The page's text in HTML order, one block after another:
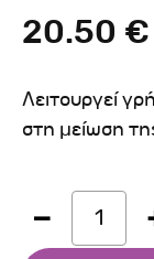
20.50 €
Λειτουργεί
στη µείωση
1